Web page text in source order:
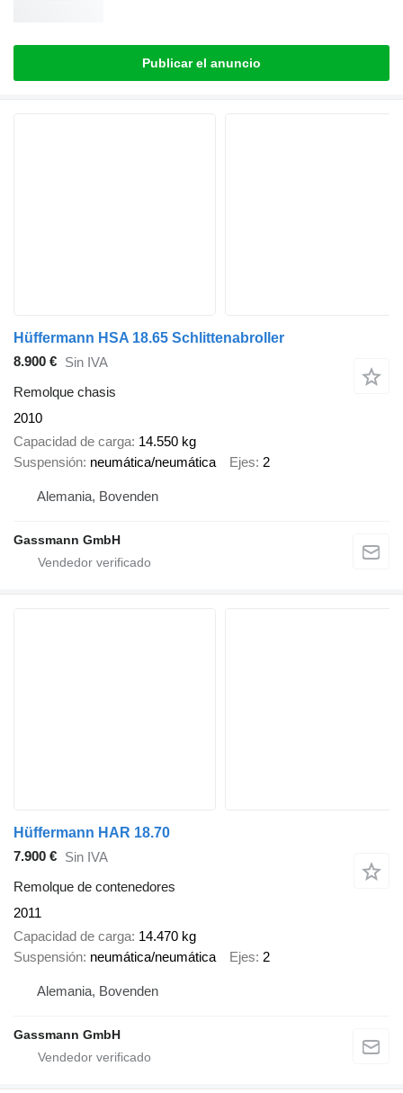
Publicar el anuncio
Hüffermann HSA 18.65 Schlittenabroller
8.900 € Sin IVA
Remolque chasis
2010
Capacidad de carga 14.550 kg
Suspensión neumática/neumática Ejes 2
Alemania, Bovenden
Gassmann GmbH
Hüffermann HAR 18.70
7.900 € Sin IVA
Remolque de contenedores
2011
Capacidad de carga 14.470 kg
Suspensión neumática/neumática Ejes 2
Alemania, Bovenden
Gassmann GmbH